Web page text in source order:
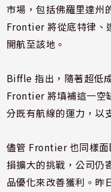
市場，包括佛羅里達州
Frontier 將從底特律、
開航至該地。
Biffle 指出，隨著超低
Frontier 將填補這一空
分既有航線的運力，以
儘管 Frontier 也同樣面
損擴大的挑戰，公司仍
品優化來改善獲利。昨